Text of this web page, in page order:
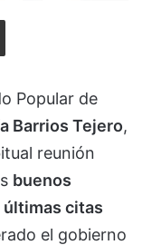
Compartir via Email
Popular de
Barrios Tejero,
reunión
buenos
citas
el gobierno